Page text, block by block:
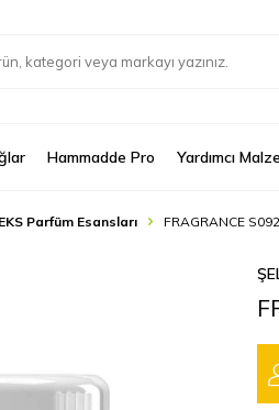
Hammadde Pro Yardımcı
Parfüm Esansları FRAGRANCE